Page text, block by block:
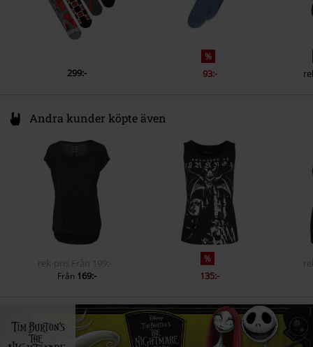
299:-
%
93:-
Andra kunder köpte även
rek-pris Från 199:-
Från 169:-
%
135:-